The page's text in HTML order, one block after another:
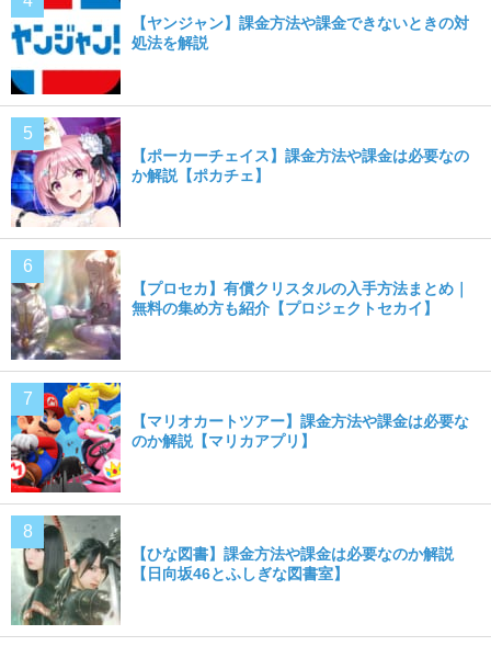
【ヤンジャン】課金方法や課金できないときの対
処法を解説
【ポーカーチェイス】課金方法や課金は必要なの
か解説【ポカチェ】
【プロセカ】有償クリスタルの入手方法まとめ｜
無料の集め方も紹介【プロジェクトセカイ】
【マリオカートツアー】課金方法や課金は必要な
のか解説【マリカアプリ】
【ひな図書】課金方法や課金は必要なのか解説
【日向坂46とふしぎな図書室】